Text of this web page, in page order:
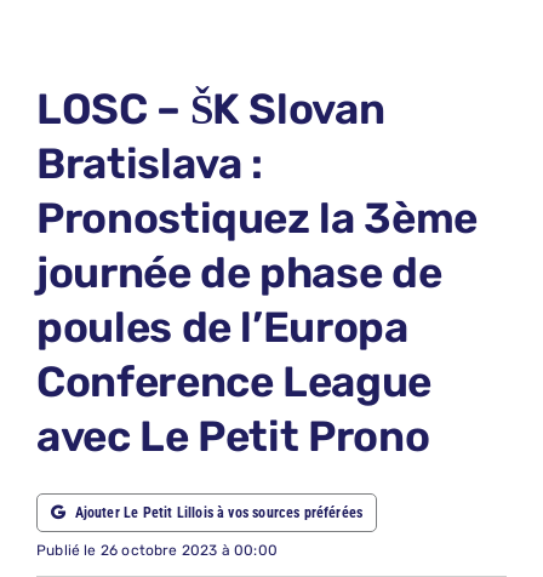
ABONNEMENTS
NOUS CONTACTER
NOUS SUIVRE
Rechercher:
LOSC – ŠK Slovan
Bratislava :
Pronostiquez la 3ème
journée de phase de
poules de l’Europa
Conference League
avec Le Petit Prono
Ajouter Le Petit Lillois à vos sources préférées
Publié le 26 octobre 2023 à 00:00